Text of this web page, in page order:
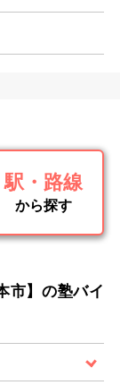
駅・路線
から探す
市】の塾バイ